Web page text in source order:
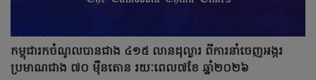
កម្ពុជារកចំណូលបានជាង ៤១៥ លានដុល្លារ ពីការនាំចេញអង្ករ
ប្រមាណជាង ៧០ ម៉ឺនតោន រយៈពេល៧ខែ ឆ្នាំ២០២៦